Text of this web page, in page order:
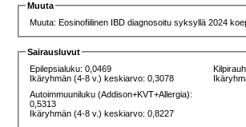
Muuta
Muuta: Eosinofiilinen IBD diagnosoitu syksyllä 2024
Sairausluvut
Epilepsialuku: 0,0469
Ikäryhmän (4-8 v.) keskiarvo: 0,3078
Autoimmuuniluku (Addison+KVT+Allergia):
0,5313
Ikäryhmän (4-8 v.) keskiarvo: 0,8227